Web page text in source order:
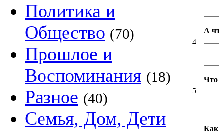
Политика и
Общество (70)
Прошлое и
Воспоминания (18)
Разное (40)
Семья, Дом, Дети
4.
А
5.
Что
Как